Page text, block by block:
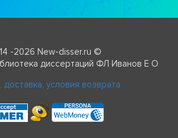
-2026 New-disser.ru ©
диссертаций ФЛ Иванов Е О
доставка, условия возврата